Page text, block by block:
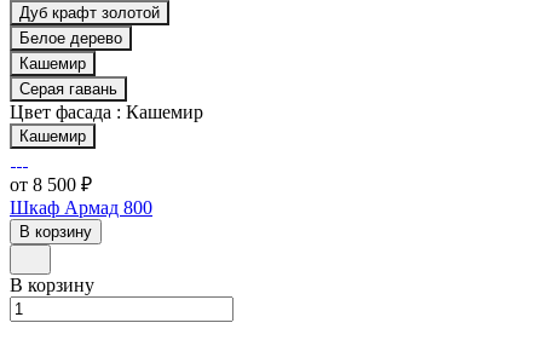
Дуб крафт золотой
Белое дерево
Кашемир
Серая гавань
Цвет фасада : Кашемир
Кашемир
от 8 500 ₽
Шкаф Армад 800
В корзину
В корзину